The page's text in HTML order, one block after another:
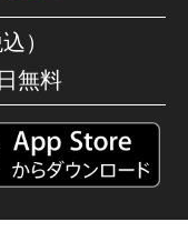
）
無料